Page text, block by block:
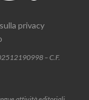
privacy
– C.F.